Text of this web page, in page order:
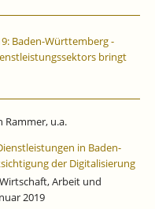
Baden-Württemberg -
bringt
Rammer, u.a.
in Baden-
der Digitalisierung
Arbeit und
2019